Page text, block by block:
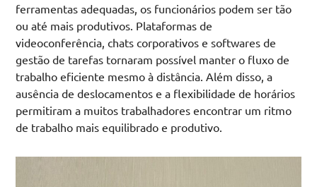
ferramentas adequadas, os funcionários podem ser tão
ou até mais produtivos. Plataformas de
videoconferência, chats corporativos e softwares de
gestão de tarefas tornaram possível manter o fluxo de
trabalho eficiente mesmo à distância. Além disso, a
ausência de deslocamentos e a flexibilidade de horários
permitiram a muitos trabalhadores encontrar um ritmo
de trabalho mais equilibrado e produtivo.